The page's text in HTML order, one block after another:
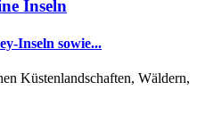
Inseln
Inseln sowie...
Küstenlandschaften, Wäldern,